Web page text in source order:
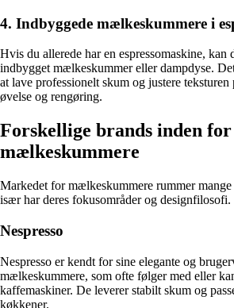
4. Indbyggede mælkeskummere i
Hvis du allerede har en espressomaskine,
indbygget mælkeskummer eller dampdyse.
at lave professionelt skum og justere
øvelse og rengøring.
Forskellige brands inden for
mælkeskummere
Markedet for mælkeskummere rummer
især har deres fokusområder og designfilosofi.
Nespresso
Nespresso er kendt for sine elegante og
mælkeskummere, som ofte følger med eller
kaffemaskiner. De leverer stabilt skum og
køkkener.